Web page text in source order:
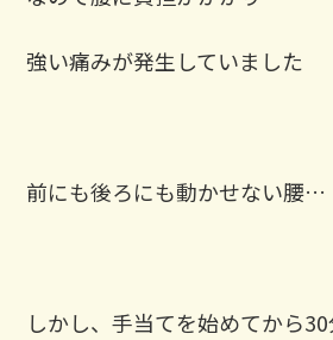
強い痛みが発生していました
前にも後ろにも動かせない腰…
しかし、手当てを始めてから